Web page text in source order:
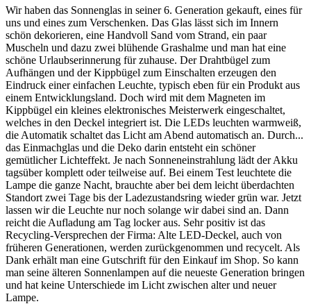
Wir haben das Sonnenglas in seiner 6. Generation gekauft, eines für
uns und eines zum Verschenken. Das Glas lässt sich im Innern
schön dekorieren, eine Handvoll Sand vom Strand, ein paar
Muscheln und dazu zwei blühende Grashalme und man hat eine
schöne Urlaubserinnerung für zuhause. Der Drahtbügel zum
Aufhängen und der Kippbügel zum Einschalten erzeugen den
Eindruck einer einfachen Leuchte, typisch eben für ein Produkt aus
einem Entwicklungsland. Doch wird mit dem Magneten im
Kippbügel ein kleines elektronisches Meisterwerk eingeschaltet,
welches in den Deckel integriert ist. Die LEDs leuchten warmweiß,
die Automatik schaltet das Licht am Abend automatisch an. Durch...
das Einmachglas und die Deko darin entsteht ein schöner
gemütlicher Lichteffekt. Je nach Sonneneinstrahlung lädt der Akku
tagsüber komplett oder teilweise auf. Bei einem Test leuchtete die
Lampe die ganze Nacht, brauchte aber bei dem leicht überdachten
Standort zwei Tage bis der Ladezustandsring wieder grün war. Jetzt
lassen wir die Leuchte nur noch solange wir dabei sind an. Dann
reicht die Aufladung am Tag locker aus. Sehr positiv ist das
Recycling-Versprechen der Firma: Alte LED-Deckel, auch von
früheren Generationen, werden zurückgenommen und recycelt. Als
Dank erhält man eine Gutschrift für den Einkauf im Shop. So kann
man seine älteren Sonnenlampen auf die neueste Generation bringen
und hat keine Unterschiede im Licht zwischen alter und neuer
Lampe.